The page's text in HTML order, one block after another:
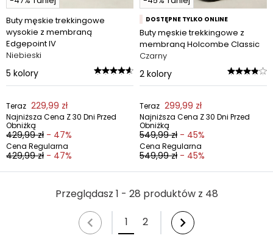
Buty męskie trekkingowe
wysokie z membraną
Edgepoint IV
Niebieski
5 kolory
Teraz 229,99 zł
Najniższa Cena Z 30 Dni Przed
Obniżką
429,99 zł - 47%
Cena Regularna
429,99 zł - 47%
DOSTĘPNE TYLKO ONLINE
Buty męskie trekkingowe z
membraną Holcombe Classic
Czarny
2 kolory
Teraz 299,99 zł
Najniższa Cena Z 30 Dni Przed
Obniżką
549,99 zł - 45%
Cena Regularna
549,99 zł - 45%
Przeglądasz 1 - 28 produktów z 48
1
2